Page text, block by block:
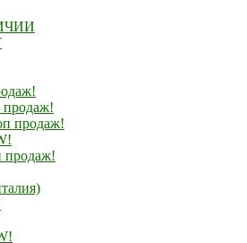
продаж!
продаж!